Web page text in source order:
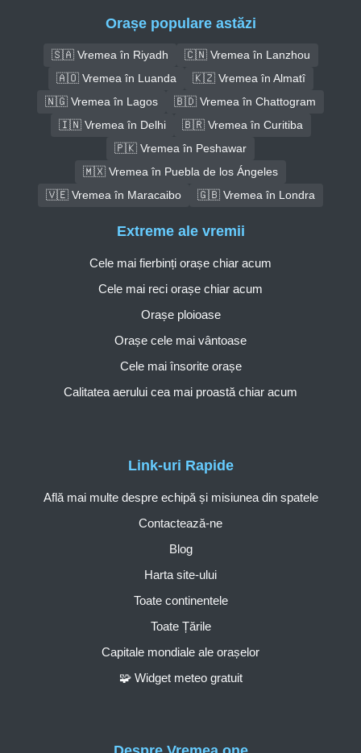
Orașe populare astăzi
🇸🇦 Vremea în Riyadh
🇨🇳 Vremea în Lanzhou
🇦🇴 Vremea în Luanda
🇰🇿 Vremea în Almatî
🇳🇬 Vremea în Lagos
🇧🇩 Vremea în Chattogram
🇮🇳 Vremea în Delhi
🇧🇷 Vremea în Curitiba
🇵🇰 Vremea în Peshawar
🇲🇽 Vremea în Puebla de los Ángeles
🇻🇪 Vremea în Maracaibo
🇬🇧 Vremea în Londra
Link-uri Rapide
Află mai multe despre echipă și misiunea din spatele
Contactează-ne
Blog
Harta site-ului
Toate continentele
Toate Țările
Capitale mondiale ale orașelor
🧩 Widget meteo gratuit
Extreme ale vremii
Cele mai fierbinți orașe chiar acum
Cele mai reci orașe chiar acum
Orașe ploioase
Orașe cele mai vântoase
Cele mai însorite orașe
Calitatea aerului cea mai proastă chiar acum